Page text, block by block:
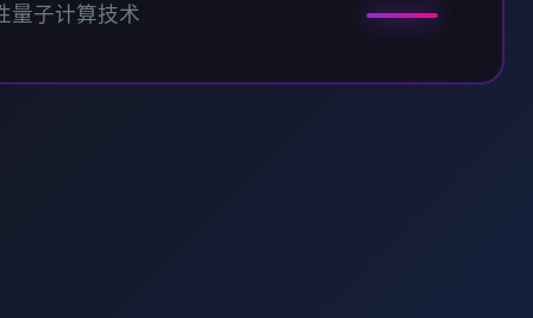
量子计算技术